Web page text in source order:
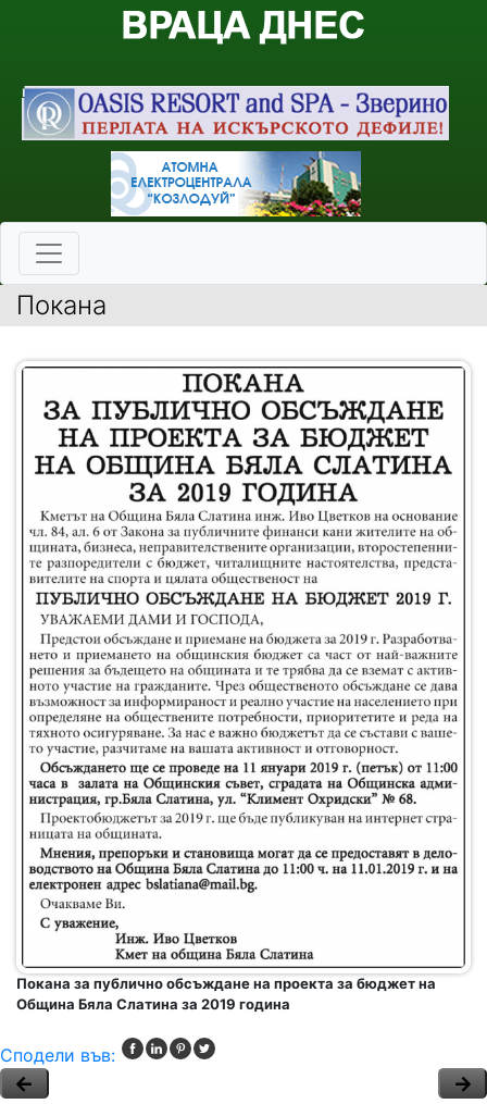
Покана
Покана за публично обсъждане на проекта за бюджет на
Община Бяла Слатина за 2019 година
Сподели във: